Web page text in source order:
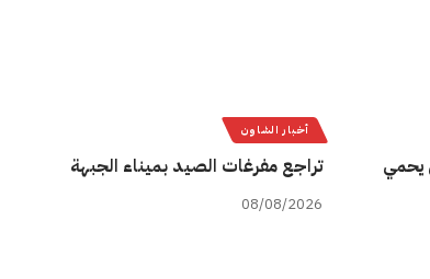
يحمي
أخبار الشاون
تراجع مفرغات الصيد بميناء الجبهة
08/08/2026